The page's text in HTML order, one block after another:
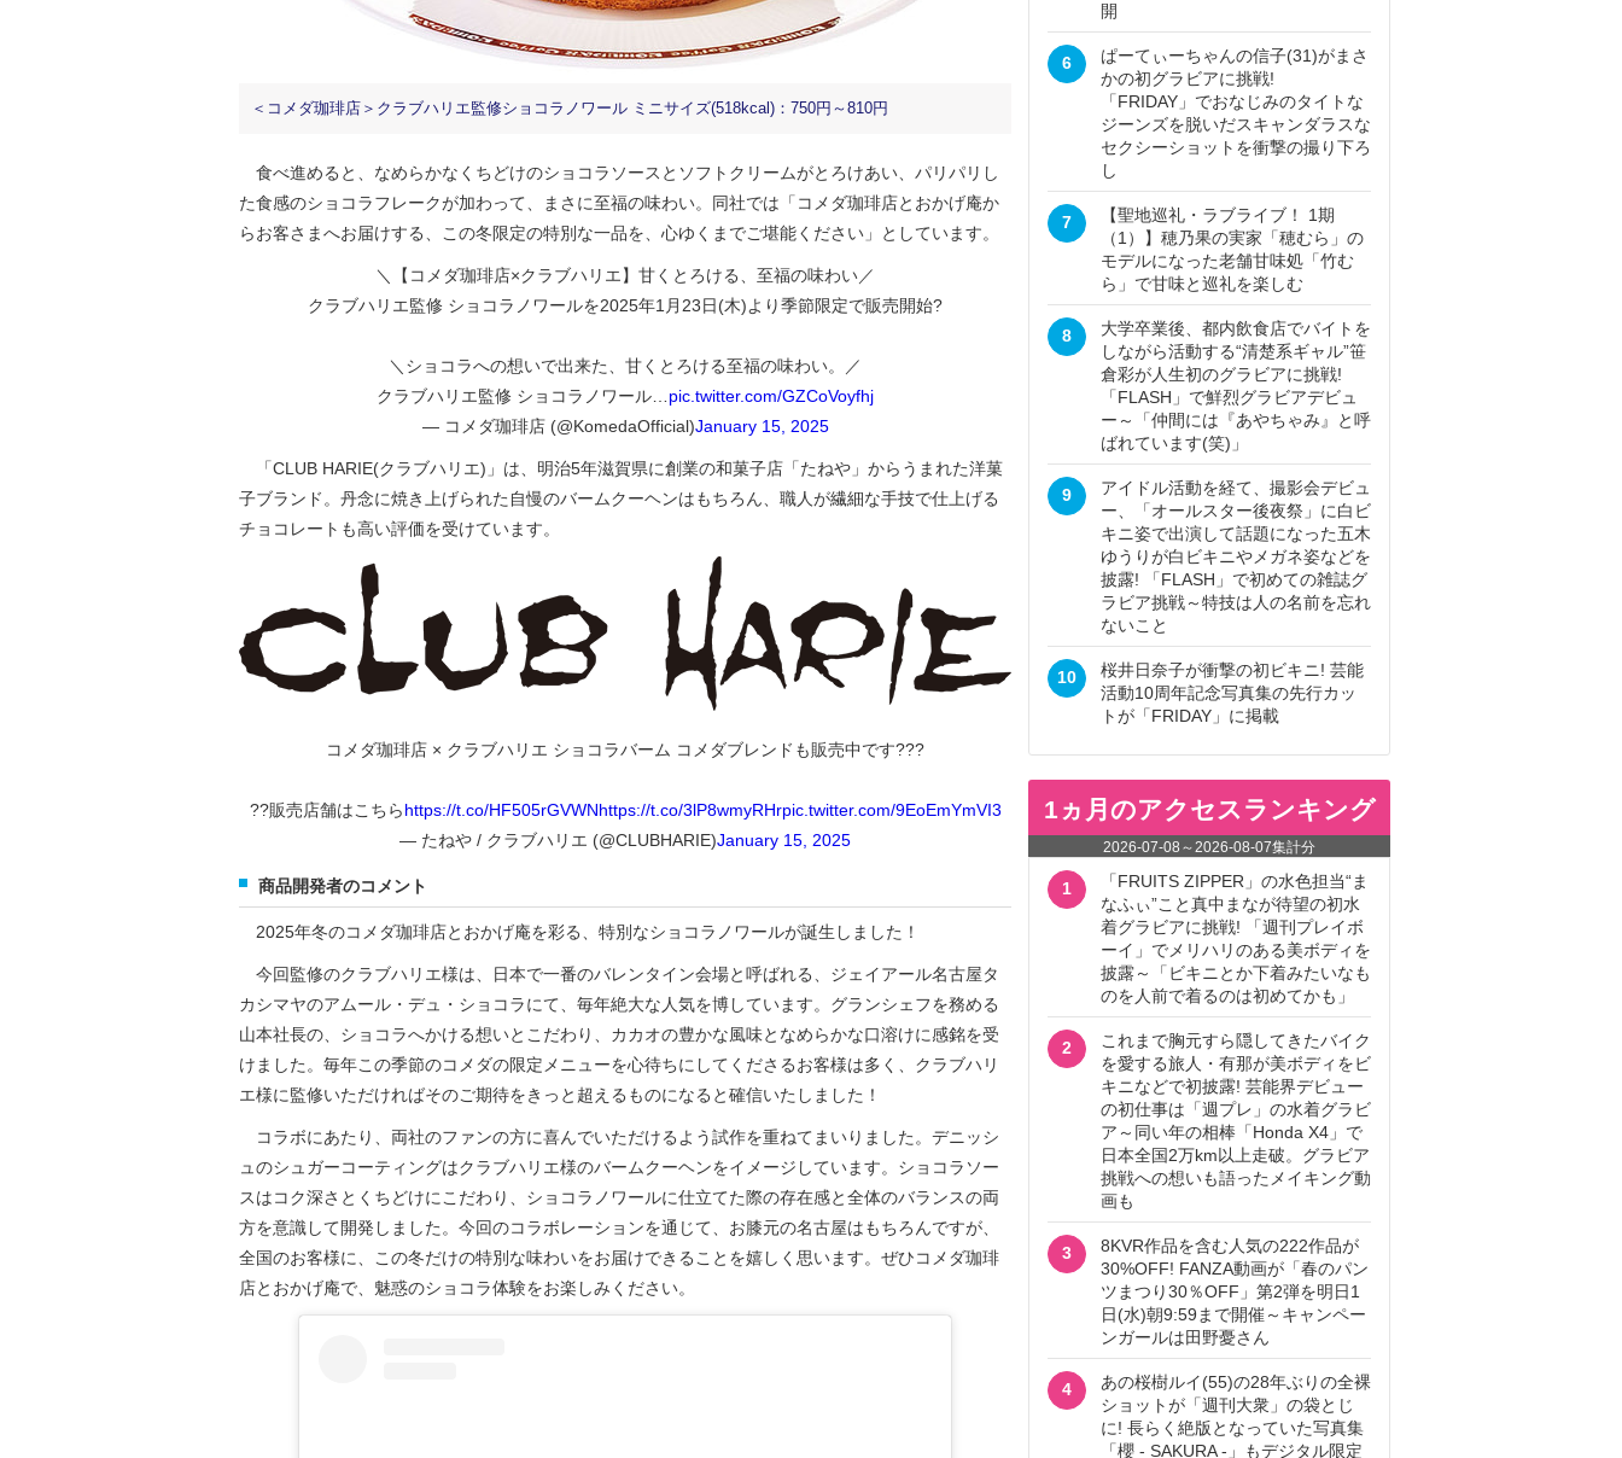
＜コメダ珈琲店＞クラブハリエ監修ショコラノワール ミニサイズ(518kcal)：750円～810円
食べ進めると、なめらかなくちどけのショコラソースとソフトクリームがとろけあい、パリパリし
た食感のショコラフレークが加わって、まさに至福の味わい。同社では「コメダ珈琲店とおかげ庵か
らお客さまへお届けする、この冬限定の特別な一品を、心ゆくまでご堪能ください」としています。
＼【コメダ珈琲店×クラブハリエ】甘くとろける、至福の味わい／
クラブハリエ監修 ショコラノワールを2025年1月23日(木)より季節限定で販売開始?
＼ショコラへの想いで出来た、甘くとろける至福の味わい。／
クラブハリエ監修 ショコラノワール… pic.twitter.com/GZCoVoyfhj
— コメダ珈琲店 (@KomedaOfficial)January 15, 2025
「CLUB HARIE(クラブハリエ)」は、明治5年滋賀県に創業の和菓子店「たねや」からうまれた洋菓
子ブランド。丹念に焼き上げられた自慢のバームクーヘンはもちろん、職人が繊細な手技で仕上げる
チョコレートも高い評価を受けています。
コメダ珈琲店 × クラブハリエ ショコラバーム コメダブレンドも販売中です???
??販売店舗はこちらhttps://t.co/HF505rGVWNhttps://t.co/3lP8wmyRHrpic.twitter.com/9EoEmYmVI3
— たねや / クラブハリエ (@CLUBHARIE)January 15, 2025
商品開発者のコメント
2025年冬のコメダ珈琲店とおかげ庵を彩る、特別なショコラノワールが誕生しました！
今回監修のクラブハリエ様は、日本で一番のバレンタイン会場と呼ばれる、ジェイアール名古屋タ
カシマヤのアムール・デュ・ショコラにて、毎年絶大な人気を博しています。グランシェフを務める
山本社長の、ショコラへかける想いとこだわり、カカオの豊かな風味となめらかな口溶けに感銘を受
けました。毎年この季節のコメダの限定メニューを心待ちにしてくださるお客様は多く、クラブハリ
エ様に監修いただければそのご期待をきっと超えるものになると確信いたしました！
コラボにあたり、両社のファンの方に喜んでいただけるよう試作を重ねてまいりました。デニッシ
ュのシュガーコーティングはクラブハリエ様のバームクーヘンをイメージしています。ショコラソー
スはコク深さとくちどけにこだわり、ショコラノワールに仕立てた際の存在感と全体のバランスの両
方を意識して開発しました。今回のコラボレーションを通じて、お膝元の名古屋はもちろんですが、
全国のお客様に、この冬だけの特別な味わいをお届けできることを嬉しく思います。ぜひコメダ珈琲
店とおかげ庵で、魅惑のショコラ体験をお楽しみください。
開
6
ぱーてぃーちゃんの信子(31)がまさ
かの初グラビアに挑戦!
「FRIDAY」でおなじみのタイトな
ジーンズを脱いだスキャンダラスな
セクシーショットを衝撃の撮り下ろ
し
7
【聖地巡礼・ラブライブ！ 1期
（1）】穂乃果の実家「穂むら」の
モデルになった老舗甘味処「竹む
ら」で甘味と巡礼を楽しむ
8
大学卒業後、都内飲食店でバイトを
しながら活動する“清楚系ギャル”笹
倉彩が人生初のグラビアに挑戦!
「FLASH」で鮮烈グラビアデビュ
ー～「仲間には『あやちゃみ』と呼
ばれています(笑)」
9
アイドル活動を経て、撮影会デビュ
ー、「オールスター後夜祭」に白ビ
キニ姿で出演して話題になった五木
ゆうりが白ビキニやメガネ姿などを
披露! 「FLASH」で初めての雑誌グ
ラビア挑戦～特技は人の名前を忘れ
ないこと
10
桜井日奈子が衝撃の初ビキニ! 芸能
活動10周年記念写真集の先行カッ
トが「FRIDAY」に掲載
1ヵ月のアクセスランキング
2026-07-08 ～2026-08-07集計分
1
「FRUITS ZIPPER」の水色担当“ま
なふぃ”こと真中まなが待望の初水
着グラビアに挑戦! 「週刊プレイボ
ーイ」でメリハリのある美ボディを
披露～「ビキニとか下着みたいなも
のを人前で着るのは初めてかも」
2
これまで胸元すら隠してきたバイク
を愛する旅人・有那が美ボディをビ
キニなどで初披露! 芸能界デビュー
の初仕事は「週プレ」の水着グラビ
ア～同い年の相棒「Honda X4」で
日本全国2万km以上走破。グラビア
挑戦への想いも語ったメイキング動
画も
3
8KVR作品を含む人気の222作品が
30%OFF! FANZA動画が「春のパン
ツまつり30％OFF」第2弾を明日1
日(水)朝9:59まで開催～キャンペー
ンガールは田野憂さん
4
あの桜樹ルイ(55)の28年ぶりの全裸
ショットが「週刊大衆」の袋とじ
に! 長らく絶版となっていた写真集
「櫻 - SAKURA -」もデジタル限定